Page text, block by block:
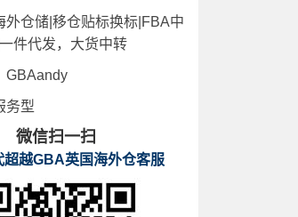
外仓储|移仓贴标换标|FBA中
件代发，大货中转
GBAandy
务型
微信扫一扫
超越GBA英国海外仓客服